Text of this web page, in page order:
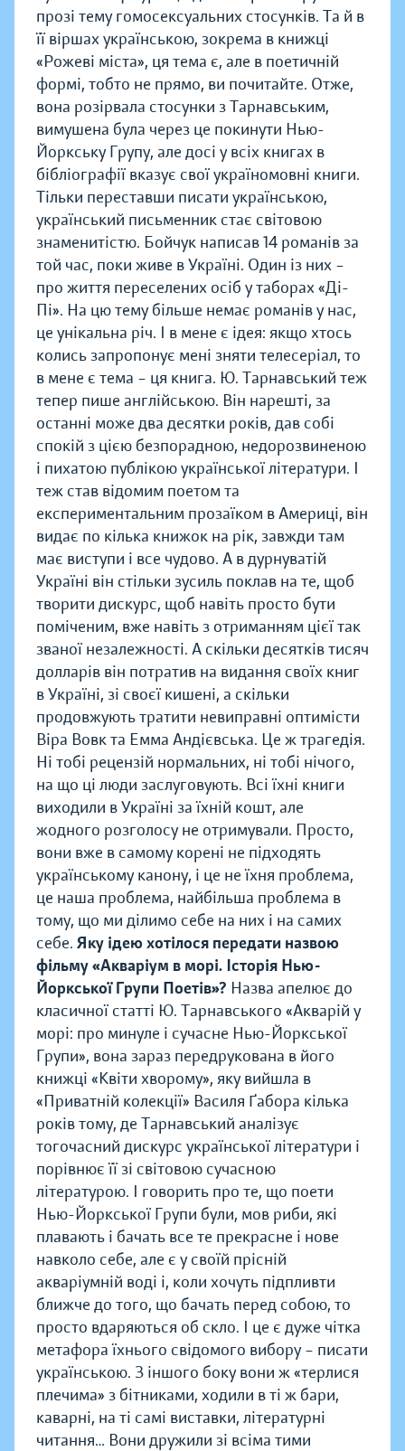
прозі тему гомосексуальних стосунків. Та й в
її віршах українською, зокрема в книжці
«Рожеві міста», ця тема є, але в поетичній
формі, тобто не прямо, ви почитайте. Отже,
вона розірвала стосунки з Тарнавським,
вимушена була через це покинути Нью-
Йоркську Групу, але досі у всіх книгах в
бібліографії вказує свої україномовні книги.
Тільки переставши писати українською,
український письменник стає світовою
знаменитістю. Бойчук написав 14 романів за
той час, поки живе в Україні. Один із них –
про життя переселених осіб у таборах «Ді-
Пі». На цю тему більше немає романів у нас,
це унікальна річ. І в мене є ідея: якщо хтось
колись запропонує мені зняти телесеріал, то
в мене є тема – ця книга. Ю. Тарнавський теж
тепер пише англійською. Він нарешті, за
останні може два десятки років, дав собі
спокій з цією безпорадною, недорозвиненою
і пихатою публікою української літератури. І
теж став відомим поетом та
експериментальним прозаїком в Америці, він
видає по кілька книжок на рік, завжди там
має виступи і все чудово. А в дурнуватій
Україні він стільки зусиль поклав на те, щоб
творити дискурс, щоб навіть просто бути
поміченим, вже навіть з отриманням цієї так
званої незалежності. А скільки десятків тисяч
долларів він потратив на видання своїх книг
в Україні, зі своєї кишені, а скільки
продовжують тратити невиправні оптимісти
Віра Вовк та Емма Андієвська. Це ж трагедія.
Ні тобі рецензій нормальних, ні тобі нічого,
на що ці люди заслуговують. Всі їхні книги
виходили в Україні за їхній кошт, але
жодного розголосу не отримували. Просто,
вони вже в самому корені не підходять
українському канону, і це не їхня проблема,
це наша проблема, найбільша проблема в
тому, що ми ділимо себе на них і на самих
себе. Яку ідею хотілося передати назвою
фільму «Акваріум в морі. Історія Нью-
Йоркської Групи Поетів»? Назва апелює до
класичної статті Ю. Тарнавського «Акварій у
морі: про минуле і сучасне Нью-Йоркської
Групи», вона зараз передрукована в його
книжці «Квіти хворому», яку вийшла в
«Приватній колекції» Василя Ґабора кілька
років тому, де Тарнавський аналізує
тогочасний дискурс української літератури і
порівнює її зі світовою сучасною
літературою. І говорить про те, що поети
Нью-Йоркської Групи були, мов риби, які
плавають і бачать все те прекрасне і нове
навколо себе, але є у своїй прісній
акваріумній воді і, коли хочуть підпливти
ближче до того, що бачать перед собою, то
просто вдаряються об скло. І це є дуже чітка
метафора їхнього свідомого вибору – писати
українською. З іншого боку вони ж «терлися
плечима» з бітниками, ходили в ті ж бари,
каварні, на ті самі виставки, літературні
читання… Вони дружили зі всіма тими